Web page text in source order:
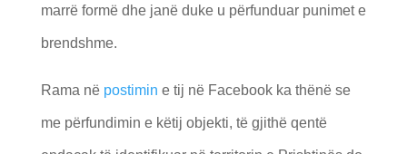
marrë formë dhe janë duke u përfunduar punimet e
brendshme.
Rama në postimin e tij në Facebook ka thënë se
me përfundimin e këtij objekti, të gjithë qentë